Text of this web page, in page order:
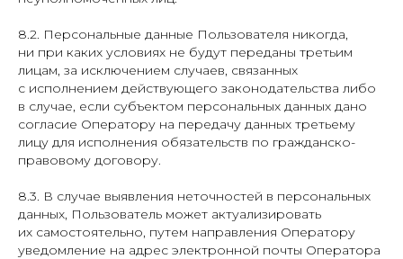
8.2. Персональные данные Пользователя никогда,
ни при каких условиях не будут переданы третьим
лицам, за исключением случаев, связанных
с исполнением действующего законодательства либо
в случае, если субъектом персональных данных дано
согласие Оператору на передачу данных третьему
лицу для исполнения обязательств по гражданско-
правовому договору.
8.3. В случае выявления неточностей в персональных
данных, Пользователь может актуализировать
их самостоятельно, путем направления Оператору
уведомление на адрес электронной почты Оператора